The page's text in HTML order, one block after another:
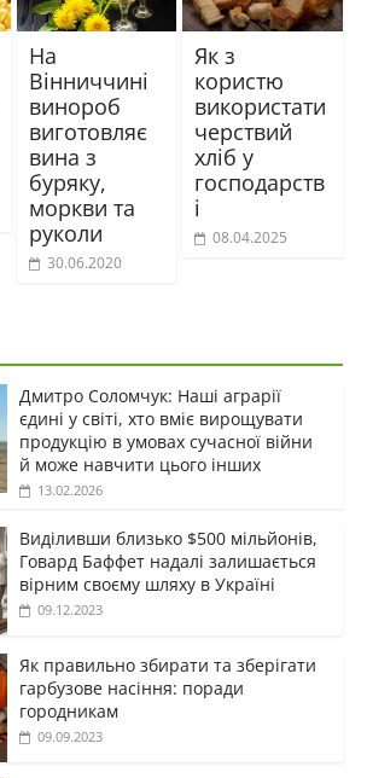
На
Вінниччині
винороб
виготовляє
вина з
буряку,
моркви та
руколи
30.06.2020
Як з
користю
використати
черствий
хліб у
господарств
і
08.04.2025
Дмитро Соломчук: Наші аграрії
єдині у світі, хто вміє вирощувати
продукцію в умовах сучасної війни
й може навчити цього інших
13.02.2026
Виділивши близько $500 мільйонів,
Говард Баффет надалі залишається
вірним своєму шляху в Україні
09.12.2023
Як правильно збирати та зберігати
гарбузове насіння: поради
городникам
09.09.2023